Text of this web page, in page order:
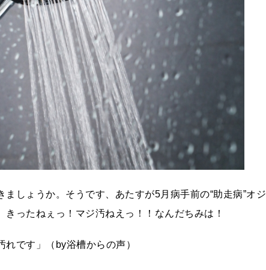
しょうか。そうです、あたすが5月病手前の“助走病”オジ
ったねぇっ！マジ汚ねえっ！！なんだちみは！
れです」（by浴槽からの声）